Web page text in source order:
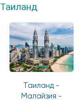
Таиланд -
Малайзия -